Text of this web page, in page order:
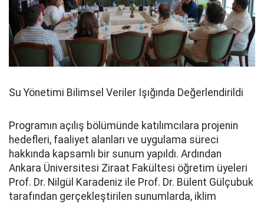
Su Yönetimi Bilimsel Veriler Işığında Değerlendirildi
Programın açılış bölümünde katılımcılara projenin
hedefleri, faaliyet alanları ve uygulama süreci
hakkında kapsamlı bir sunum yapıldı. Ardından
Ankara Üniversitesi Ziraat Fakültesi öğretim üyeleri
Prof. Dr. Nilgül Karadeniz ile Prof. Dr. Bülent Gülçubuk
tarafından gerçekleştirilen sunumlarda, iklim